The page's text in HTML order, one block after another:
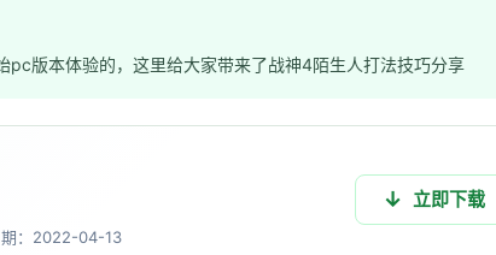
版本体验的，这里给大家带来了战神4陌生人打法技巧分享
期：2022-04-13
立即下载